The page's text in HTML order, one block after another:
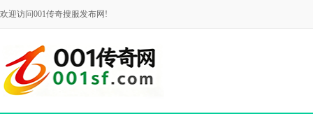
欢迎访问001传奇搜服发布网!